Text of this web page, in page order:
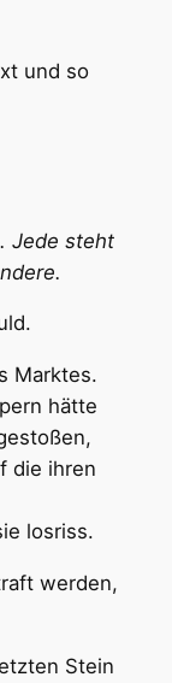
und so
Jede steht
Marktes.
hätte
die ihren
losriss.
werden,
Stein